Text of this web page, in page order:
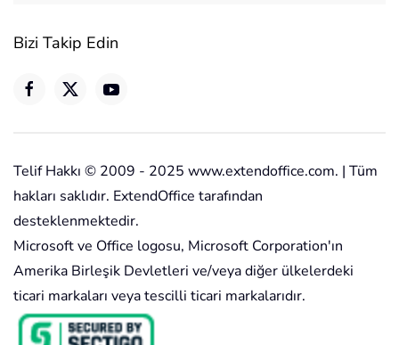
Bizi Takip Edin
Telif Hakkı © 2009 - 2025 www.extendoffice.com. | Tüm
hakları saklıdır. ExtendOffice tarafından
desteklenmektedir.
Microsoft ve Office logosu, Microsoft Corporation'ın
Amerika Birleşik Devletleri ve/veya diğer ülkelerdeki
ticari markaları veya tescilli ticari markalarıdır.